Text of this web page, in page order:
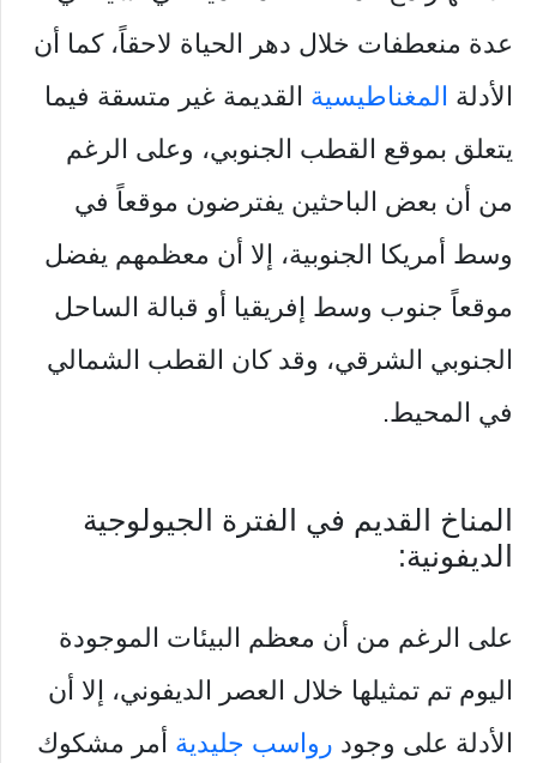
عدة منعطفات خلال دهر الحياة لاحقاً، كما أن
الأدلة المغناطيسية القديمة غير متسقة فيما
يتعلق بموقع القطب الجنوبي، وعلى الرغم
من أن بعض الباحثين يفترضون موقعاً في
وسط أمريكا الجنوبية، إلا أن معظمهم يفضل
موقعاً جنوب وسط إفريقيا أو قبالة الساحل
الجنوبي الشرقي، وقد كان القطب الشمالي
في المحيط.
المناخ القديم في الفترة الجيولوجية
الديفونية:
على الرغم من أن معظم البيئات الموجودة
اليوم تم تمثيلها خلال العصر الديفوني، إلا أن
الأدلة على وجود رواسب جليدية أمر مشكوك